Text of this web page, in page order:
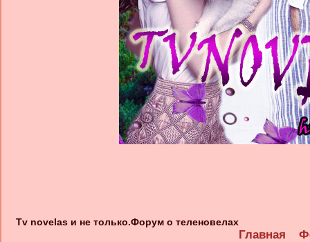
Tv novelas и не только.Форум о теленовелах
Главная